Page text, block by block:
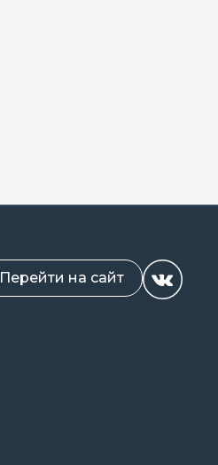
Перейти на сайт